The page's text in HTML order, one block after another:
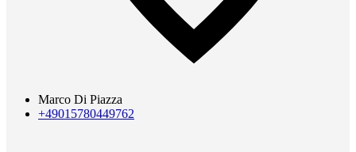
Marco Di Piazza
+49015780449762